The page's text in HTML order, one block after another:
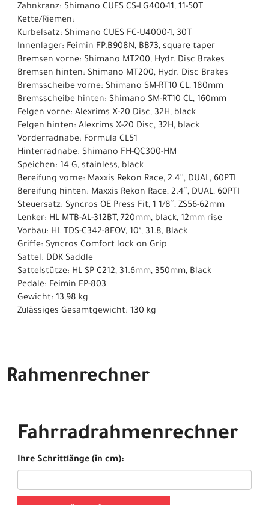
Zahnkranz: Shimano CUES CS-LG400-11, 11-50T
Kette/Riemen:
Kurbelsatz: Shimano CUES FC-U4000-1, 30T
Innenlager: Feimin FP.B908N, BB73, square taper
Bremsen vorne: Shimano MT200, Hydr. Disc Brakes
Bremsen hinten: Shimano MT200, Hydr. Disc Brakes
Bremsscheibe vorne: Shimano SM-RT10 CL, 180mm
Bremsscheibe hinten: Shimano SM-RT10 CL, 160mm
Felgen vorne: Alexrims X-20 Disc, 32H, black
Felgen hinten: Alexrims X-20 Disc, 32H, black
Vorderradnabe: Formula CL51
Hinterradnabe: Shimano FH-QC300-HM
Speichen: 14 G, stainless, black
Bereifung vorne: Maxxis Rekon Race, 2.4´´, DUAL, 60PTI
Bereifung hinten: Maxxis Rekon Race, 2.4´´, DUAL, 60PTI
Steuersatz: Syncros OE Press Fit, 1 1/8´´, ZS56-62mm
Lenker: HL MTB-AL-312BT, 720mm, black, 12mm rise
Vorbau: HL TDS-C342-8FOV, 10°, 31.8, Black
Griffe: Syncros Comfort lock on Grip
Sattel: DDK Saddle
Sattelstütze: HL SP C212, 31.6mm, 350mm, Black
Pedale: Feimin FP-803
Gewicht: 13,98 kg
Zulässiges Gesamtgewicht: 130 kg
Rahmenrechner
Fahrradrahmenrechner
Ihre Schrittlänge (in cm):